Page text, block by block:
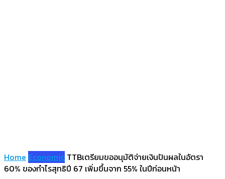
Home Economic TTBเตรียมขออนุมัติจ่ายเงินปันผลในอัตรา
60% ของกำไรสุทธิปี 67 เพิ่มขึ้นจาก 55% ในปีก่อนหน้า